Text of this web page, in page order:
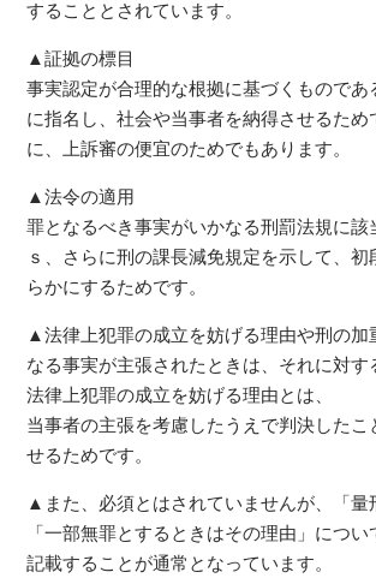
することとされています。
▲証拠の標目
事実認定が合理的な根拠に基づくものであ
に指名し、社会や当事者を納得させるため
に、上訴審の便宜のためでもあります。
▲法令の適用
罪となるべき事実がいかなる刑罰法規に該
ｓ、さらに刑の課長減免規定を示して、初
らかにするためです。
▲法律上犯罪の成立を妨げる理由や刑の加
なる事実が主張されたときは、それに対す
法律上犯罪の成立を妨げる理由とは、
当事者の主張を考慮したうえで判決したこ
せるためです。
▲また、必須とはされていませんが、「量
「一部無罪とするときはその理由」につ
記載することが通常となっています。